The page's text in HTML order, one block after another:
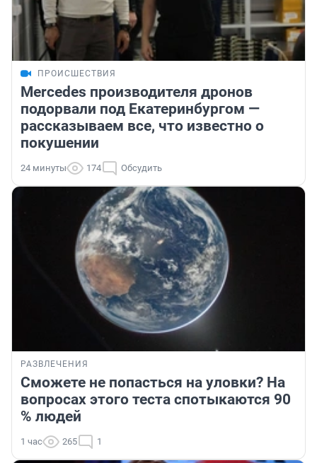
ПРОИСШЕСТВИЯ
Mercedes производителя дронов
подорвали под Екатеринбургом —
рассказываем все, что известно о
покушении
24 минуты 174 Обсудить
РАЗВЛЕЧЕНИЯ
Сможете не попасться на уловки? На
вопросах этого теста спотыкаются 90
% людей
1 час 265 1